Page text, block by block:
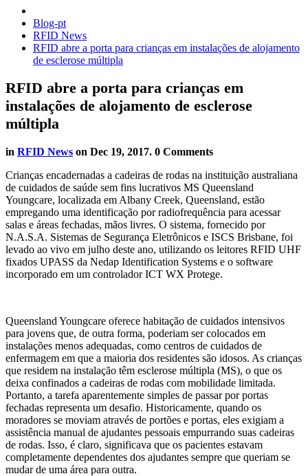
Blog-pt
RFID News
RFID abre a porta para crianças em instalações de alojamento
de esclerose múltipla
RFID abre a porta para crianças em
instalações de alojamento de esclerose
múltipla
in RFID News on Dec 19, 2017. 0 Comments
Crianças encadernadas a cadeiras de rodas na instituição australiana
de cuidados de saúde sem fins lucrativos MS Queensland
Youngcare, localizada em Albany Creek, Queensland, estão
empregando uma identificação por radiofrequência para acessar
salas e áreas fechadas, mãos livres. O sistema, fornecido por
N.A.S.A. Sistemas de Segurança Eletrônicos e ISCS Brisbane, foi
levado ao vivo em julho deste ano, utilizando os leitores RFID UHF
fixados UPASS da Nedap Identification Systems e o software
incorporado em um controlador ICT WX Protege.
Queensland Youngcare oferece habitação de cuidados intensivos
para jovens que, de outra forma, poderiam ser colocados em
instalações menos adequadas, como centros de cuidados de
enfermagem em que a maioria dos residentes são idosos. As crianças
que residem na instalação têm esclerose múltipla (MS), o que os
deixa confinados a cadeiras de rodas com mobilidade limitada.
Portanto, a tarefa aparentemente simples de passar por portas
fechadas representa um desafio. Historicamente, quando os
moradores se moviam através de portões e portas, eles exigiam a
assistência manual de ajudantes pessoais empurrando suas cadeiras
de rodas. Isso, é claro, significava que os pacientes estavam
completamente dependentes dos ajudantes sempre que queriam se
mudar de uma área para outra.